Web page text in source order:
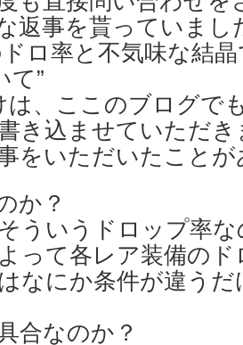
返事を貰っていまし
ドロ率と不気味な結
て”
は、ここのブログで
き込ませていただ
をいただいたこと
か？
ういうドロップ率な
って各レア装備の
なにか条件が違う
合なのか？